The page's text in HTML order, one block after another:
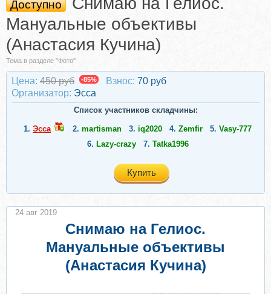
Доступно
Мануальные объективы
(Анастасия Кучина)
Тема в разделе "Фото"
Цена: 450 руб -85% Взнос: 70 руб
Организатор: Эсса
Список участников складчины:
1. Эсса 2. martisman 3. iq2020 4. Zemfir 5. Vasy-777
6. Lazy-crazy 7. Tatka1996
Купить
Снимаю на Гелиос.
Мануальные объективы
(Анастасия Кучина)
24 авг 2019